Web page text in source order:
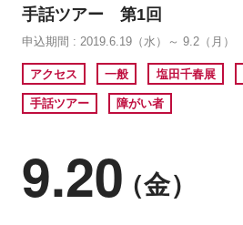
手話ツアー 第1回
申込期間 : 2019.6.19（水）～ 9.2（月）
アクセス 一般 塩田千春展
手話ツアー 障がい者
9.20（金）